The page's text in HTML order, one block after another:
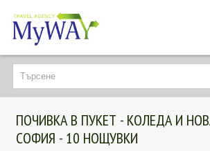
НАЙ-ТЪРСЕНИ
ДЕСТИНАЦИИ
ЕКЗОТИЧНИ ПОЧИВКИ
TAILOR MADE
ПОЧИВКА В ПУКЕТ - КОЛЕДА И
СОФИЯ - 10 НОЩУВКИ